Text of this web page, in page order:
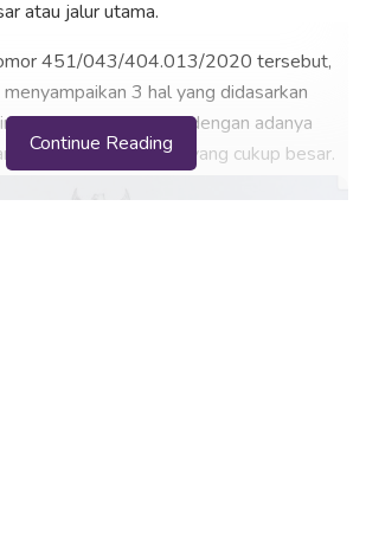
atau jalur utama.
451/043/404.013/2020 tersebut,
3 hal yang didasarkan
di kabupaten Ngawi dengan adanya
Pemantauan (ODP) yang cukup besar.
Continue Reading